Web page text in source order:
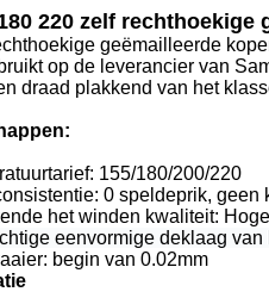
220 zelf rechthoekige
geëmailleerde
op de leverancier van
draad plakkend van het
155/180/200/220
0 speldeprik,
het winden kwaliteit:
eenvormige deklaag
begin van 0.02mm